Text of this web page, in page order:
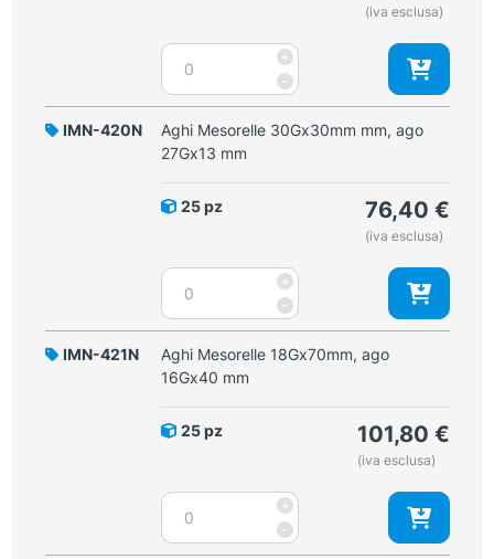
(iva esclusa)
-
Aghi
Mesorelle
27Gx40
mm,
ago
quantità
+
IMN-420N
Aghi Mesorelle 30Gx30mm mm, ago
27Gx13 mm
25 pz 76,40 €
(iva esclusa)
-
Aghi
Mesorelle
30Gx30mm
mm,
ago
quantità
+
IMN-421N
Aghi Mesorelle 18Gx70mm, ago
16Gx40 mm
25 pz 101,80 €
(iva esclusa)
-
Aghi
Mesorelle
18Gx70mm,
+